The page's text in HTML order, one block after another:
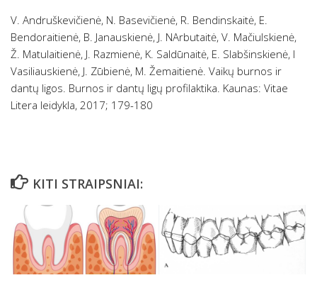
V. Andruškevičienė, N. Basevičienė, R. Bendinskaitė, E.
Bendoraitienė, B. Janauskienė, J. NArbutaitė, V. Mačiulskienė,
Ž. Matulaitienė, J. Razmienė, K. Saldūnaitė, E. Slabšinskienė, I
Vasiliauskienė, J. Zūbienė, M. Žemaitienė. Vaikų burnos ir
dantų ligos. Burnos ir dantų ligų profilaktika. Kaunas: Vitae
Litera leidykla, 2017; 179-180
KITI STRAIPSNIAI: